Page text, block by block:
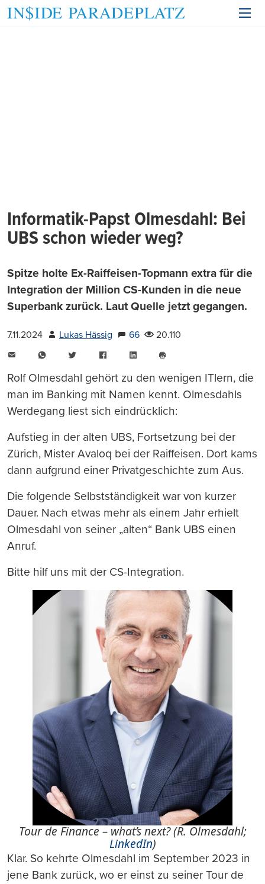
Informatik-Papst Olmesdahl: Bei
UBS schon wieder weg?
Spitze holte Ex-Raiffeisen-Topmann extra für die
Integration der Million CS-Kunden in die neue
Superbank zurück. Laut Quelle jetzt gegangen.
7.11.2024 Lukas Hässig 66
20.110
WhatsAppTwitter FacebookLinkedIn
drucken
Rolf Olmesdahl gehört zu den wenigen ITlern, die
man im Banking mit Namen kennt. Olmesdahls
Werdegang liest sich eindrücklich:
Aufstieg in der alten UBS, Fortsetzung bei der
Zürich, Mister Avaloq bei der Raiffeisen. Dort kams
dann aufgrund einer Privatgeschichte zum Aus.
Die folgende Selbstständigkeit war von kurzer
Dauer. Nach etwas mehr als einem Jahr erhielt
Olmesdahl von seiner „alten“ Bank UBS einen
Anruf.
Bitte hilf uns mit der CS-Integration.
Tour de Finance – what’s next? (R. Olmesdahl;
LinkedIn)
Klar. So kehrte Olmesdahl im September 2023 in
jene Bank zurück, wo er einst zu seiner Tour de